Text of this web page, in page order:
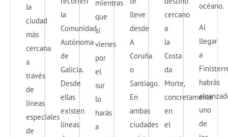
la
ciudad
más
cercana
a
través
de
líneas
especiales
de
la
Comunidad
Autónoma
de
Galicia.
Desde
ellas
existen
líneas
mientras
que
si
vienes
por
el
sur
lo
harás
a
lleve
desde
A
Coruña
o
Santiago.
En
ambas
ciudades
cercano
a
la
Costa
da
Morte,
concretamente
en
el
océano.
Al
llegar
a
habrás
uno
de